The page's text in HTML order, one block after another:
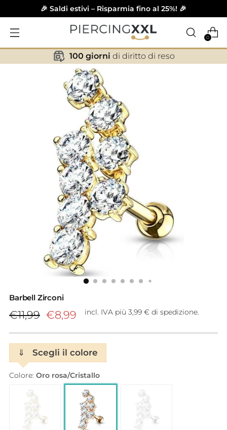
🎉 Saldi estivi – Risparmia fino al 25%! 🎉
0
✕
100 giorni di diritto di reso
Barbell Zirconi
Prezzo
listino
€11,99 €8,99 incl. IVA più 3,99 € di spedizione.
⇓ Scegli il colore
Colore: Oro rosa/Cristallo